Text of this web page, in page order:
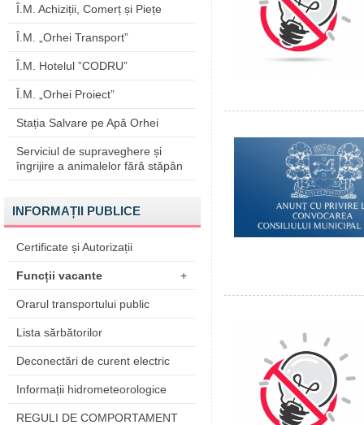
Î.M. Achiziții, Comerț și Piețe
Î.M. „Orhei Transport”
Î.M. Hotelul ”CODRU”
Î.M. „Orhei Proiect”
Stația Salvare pe Apă Orhei
Serviciul de supraveghere și
îngrijire a animalelor fără stăpân
INFORMAȚII PUBLICE
Certificate și Autorizații
Funcții vacante +
Orarul transportului public
Lista sărbătorilor
Deconectări de curent electric
Informații hidrometeorologice
REGULI DE COMPORTAMENT